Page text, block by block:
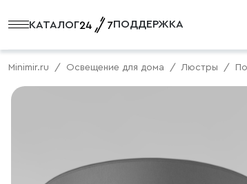
КАТАЛОГ ПОДДЕРЖКА
Minimir.ru Освещение для дома Люстры